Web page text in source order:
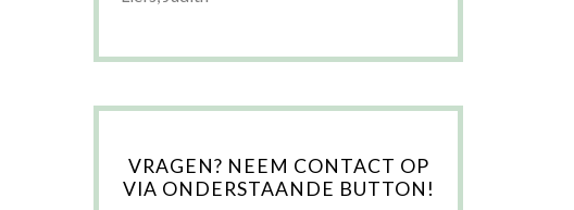
VRAGEN? NEEM CONTACT OP
VIA ONDERSTAANDE BUTTON!